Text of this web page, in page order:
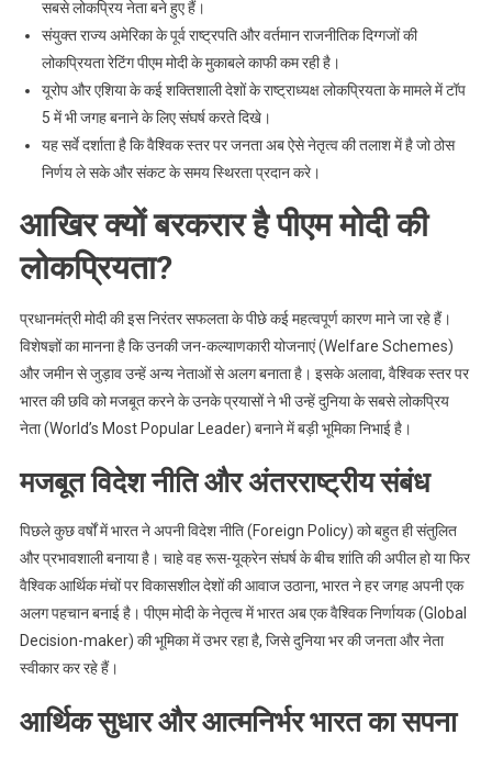
सबसे लोकप्रिय नेता बने हुए हैं।
संयुक्त राज्य अमेरिका के पूर्व राष्ट्रपति और वर्तमान राजनीतिक दिग्गजों की
लोकप्रियता रेटिंग पीएम मोदी के मुकाबले काफी कम रही है।
यूरोप और एशिया के कई शक्तिशाली देशों के राष्ट्राध्यक्ष लोकप्रियता के मामले में टॉप
5 में भी जगह बनाने के लिए संघर्ष करते दिखे।
यह सर्वे दर्शाता है कि वैश्विक स्तर पर जनता अब ऐसे नेतृत्व की तलाश में है जो ठोस
निर्णय ले सके और संकट के समय स्थिरता प्रदान करे।
आखिर क्यों बरकरार है पीएम मोदी की
लोकप्रियता?
प्रधानमंत्री मोदी की इस निरंतर सफलता के पीछे कई महत्वपूर्ण कारण माने जा रहे हैं।
विशेषज्ञों का मानना है कि उनकी जन-कल्याणकारी योजनाएं (Welfare Schemes)
और जमीन से जुड़ाव उन्हें अन्य नेताओं से अलग बनाता है। इसके अलावा, वैश्विक स्तर पर
भारत की छवि को मजबूत करने के उनके प्रयासों ने भी उन्हें दुनिया के सबसे लोकप्रिय
नेता (World’s Most Popular Leader) बनाने में बड़ी भूमिका निभाई है।
मजबूत विदेश नीति और अंतरराष्ट्रीय संबंध
पिछले कुछ वर्षों में भारत ने अपनी विदेश नीति (Foreign Policy) को बहुत ही संतुलित
और प्रभावशाली बनाया है। चाहे वह रूस-यूक्रेन संघर्ष के बीच शांति की अपील हो या फिर
वैश्विक आर्थिक मंचों पर विकासशील देशों की आवाज उठाना, भारत ने हर जगह अपनी एक
अलग पहचान बनाई है। पीएम मोदी के नेतृत्व में भारत अब एक वैश्विक निर्णायक (Global
Decision-maker) की भूमिका में उभर रहा है, जिसे दुनिया भर की जनता और नेता
स्वीकार कर रहे हैं।
आर्थिक सुधार और आत्मनिर्भर भारत का सपना